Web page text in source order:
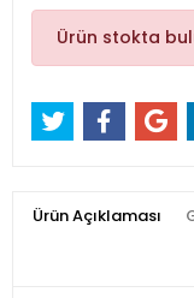
Ürün stokta
Ürün Açıklaması